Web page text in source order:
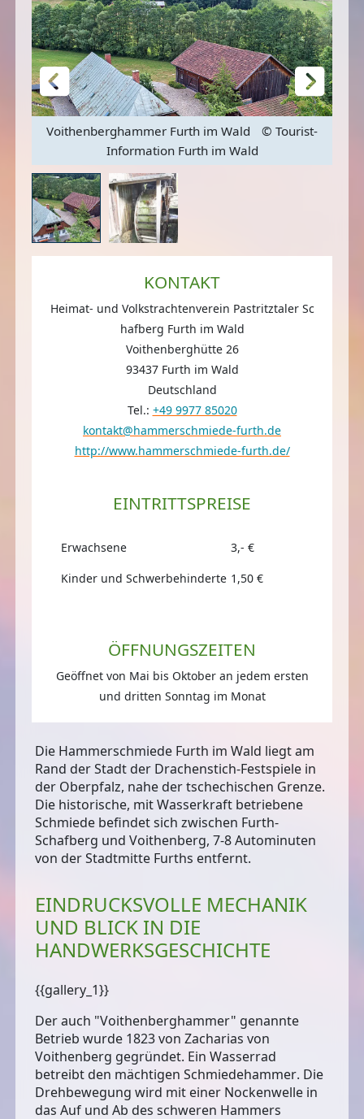
Voithenberghammer Furth im Wald
© Tourist-
Information Furth im Wald
KONTAKT
Heimat- und Volkstrachtenverein Pastritztaler Sc
hafberg Furth im Wald
Voithenberghütte 26
93437 Furth im Wald
Deutschland
Tel.: +49 9977 85020
kontakt@hammerschmiede-furth.de
http://www.hammerschmiede-furth.de/
EINTRITTSPREISE
Erwachsene
3,- €
Kinder und Schwerbehinderte 1,50 €
ÖFFNUNGSZEITEN
Geöffnet von Mai bis Oktober an jedem ersten
und dritten Sonntag im Monat
Die Hammerschmiede Furth im Wald liegt am
Rand der Stadt der Drachenstich-Festspiele in
der Oberpfalz, nahe der tschechischen Grenze.
Die historische, mit Wasserkraft betriebene
Schmiede befindet sich zwischen Furth-
Schafberg und Voithenberg, 7-8 Autominuten
von der Stadtmitte Furths entfernt.
EINDRUCKSVOLLE MECHANIK
UND BLICK IN DIE
HANDWERKSGESCHICHTE
{{gallery_1}}
Derauch "Voithenberghammer" genannte
Betrieb wurde 1823 von Zacharias von
Voithenberg gegründet. EinWasserrad
betreibt den mächtigen Schmiedehammer. Die
Drehbewegung wird mit einer Nockenwelle in
das Auf und Ab des schweren Hammers